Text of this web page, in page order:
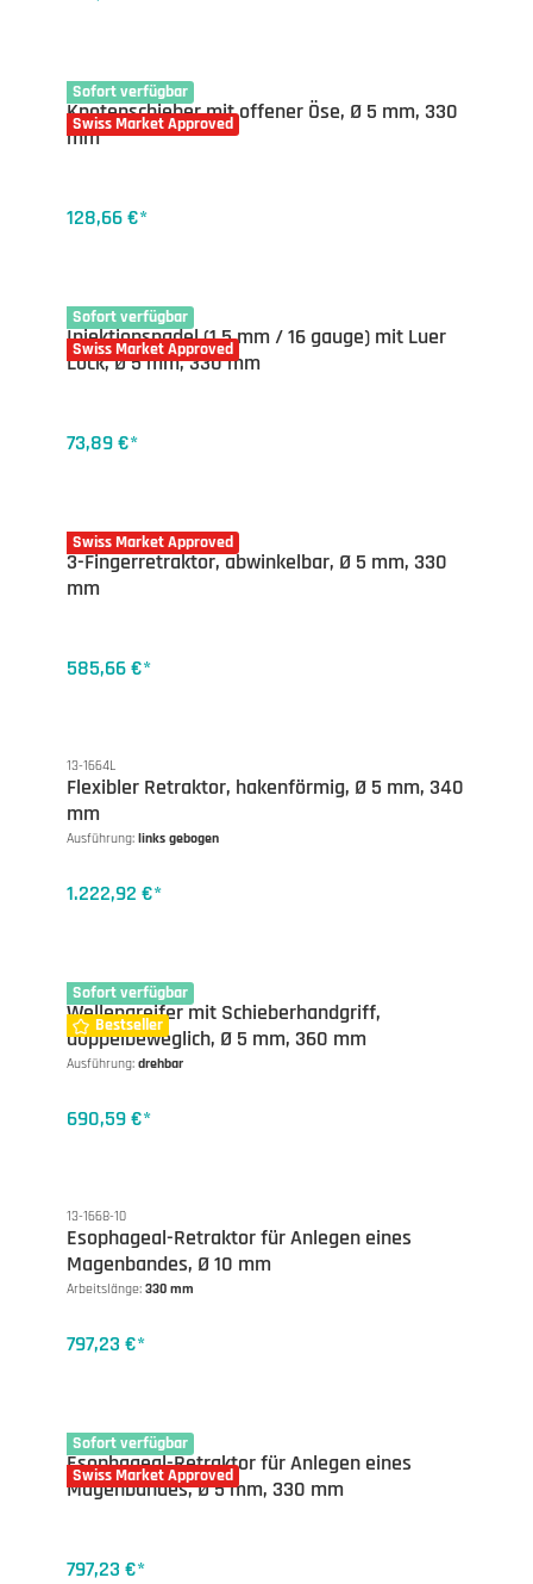
Sofort verfügbar
Swiss Market Approved
13-1617
Knotenschieber mit offener Öse, Ø 5 mm, 330
mm
128,66 €*
Sofort verfügbar
Swiss Market Approved
13-1619
Injektionsnadel (1.5 mm / 16 gauge) mit Luer
Lock, Ø 5 mm, 330 mm
73,89 €*
Swiss Market Approved
13-1671
3-Fingerretraktor, abwinkelbar, Ø 5 mm, 330
mm
585,66 €*
13-1664L
Flexibler Retraktor, hakenförmig, Ø 5 mm, 340
mm
Ausführung: links gebogen
1.222,92 €*
Sofort verfügbar
Bestseller
13-1375ADG
Wellengreifer mit Schieberhandgriff,
doppelbeweglich, Ø 5 mm, 360 mm
Ausführung: drehbar
690,59 €*
13-1668-10
Esophageal-Retraktor für Anlegen eines
Magenbandes, Ø 10 mm
Arbeitslänge: 330 mm
797,23 €*
Sofort verfügbar
Swiss Market Approved
13-1668
Esophageal-Retraktor für Anlegen eines
Magenbandes, Ø 5 mm, 330 mm
797,23 €*